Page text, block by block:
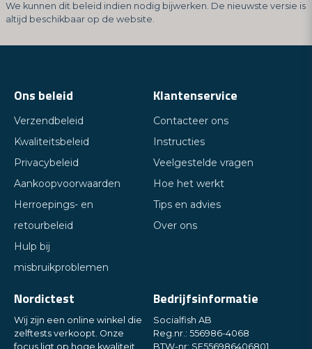
We kunnen dit beleid indien nodig bijwerken. De nieuwste versie is
altijd beschikbaar op de website.
Ons beleid
Verzendbeleid
Kwaliteitsbeleid
Privacybeleid
Aankoopvoorwaarden
Herroepings- en
retourbeleid
Hulp bij
misbruikproblemen
Klantenservice
Contacteer ons
Instructies
Veelgestelde vragen
Hoe het werkt
Tips en advies
Over ons
Nordictest
Wij zijn een online winkel die
zelftests verkoopt. Onze
focus ligt op hoge kwaliteit
Bedrijfsinformatie
Socialfish AB
Reg.nr.: 556986-4068
BTW-nr: SE556986406801